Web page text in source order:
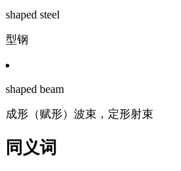
shaped steel
型钢
shaped beam
成形（赋形）波束，定形射束
同义词